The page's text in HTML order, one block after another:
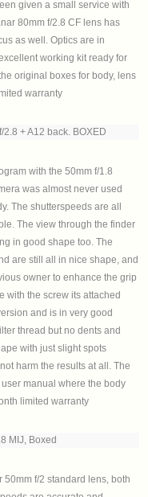
+ A12 back. BOXED
MIJ, Boxed